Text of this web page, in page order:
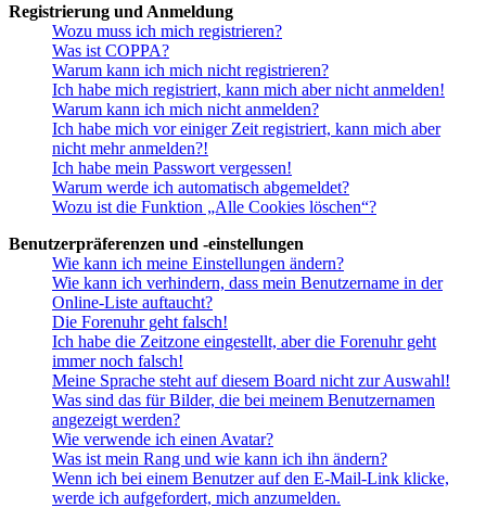
Registrierung und Anmeldung
Wozu muss ich mich registrieren?
Was ist COPPA?
Warum kann ich mich nicht registrieren?
Ich habe mich registriert, kann mich aber nicht anmelden!
Warum kann ich mich nicht anmelden?
Ich habe mich vor einiger Zeit registriert, kann mich aber
nicht mehr anmelden?!
Ich habe mein Passwort vergessen!
Warum werde ich automatisch abgemeldet?
Wozu ist die Funktion „Alle Cookies löschen“?
Benutzerpräferenzen und -einstellungen
Wie kann ich meine Einstellungen ändern?
Wie kann ich verhindern, dass mein Benutzername in der
Online-Liste auftaucht?
Die Forenuhr geht falsch!
Ich habe die Zeitzone eingestellt, aber die Forenuhr geht
immer noch falsch!
Meine Sprache steht auf diesem Board nicht zur Auswahl!
Was sind das für Bilder, die bei meinem Benutzernamen
angezeigt werden?
Wie verwende ich einen Avatar?
Was ist mein Rang und wie kann ich ihn ändern?
Wenn ich bei einem Benutzer auf den E-Mail-Link klicke,
werde ich aufgefordert, mich anzumelden.